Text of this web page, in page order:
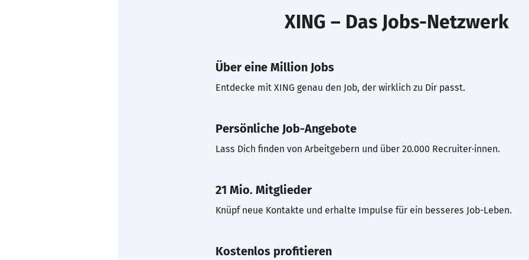
XING – Das Jobs-Netzwerk
Über eine Million Jobs
Entdecke mit XING genau den Job, der wirklich zu Dir passt.
Persönliche Job-Angebote
Lass Dich finden von Arbeitgebern und über 20.000 Recruiter·innen.
21 Mio. Mitglieder
Knüpf neue Kontakte und erhalte Impulse für ein besseres Job-Leben.
Kostenlos profitieren